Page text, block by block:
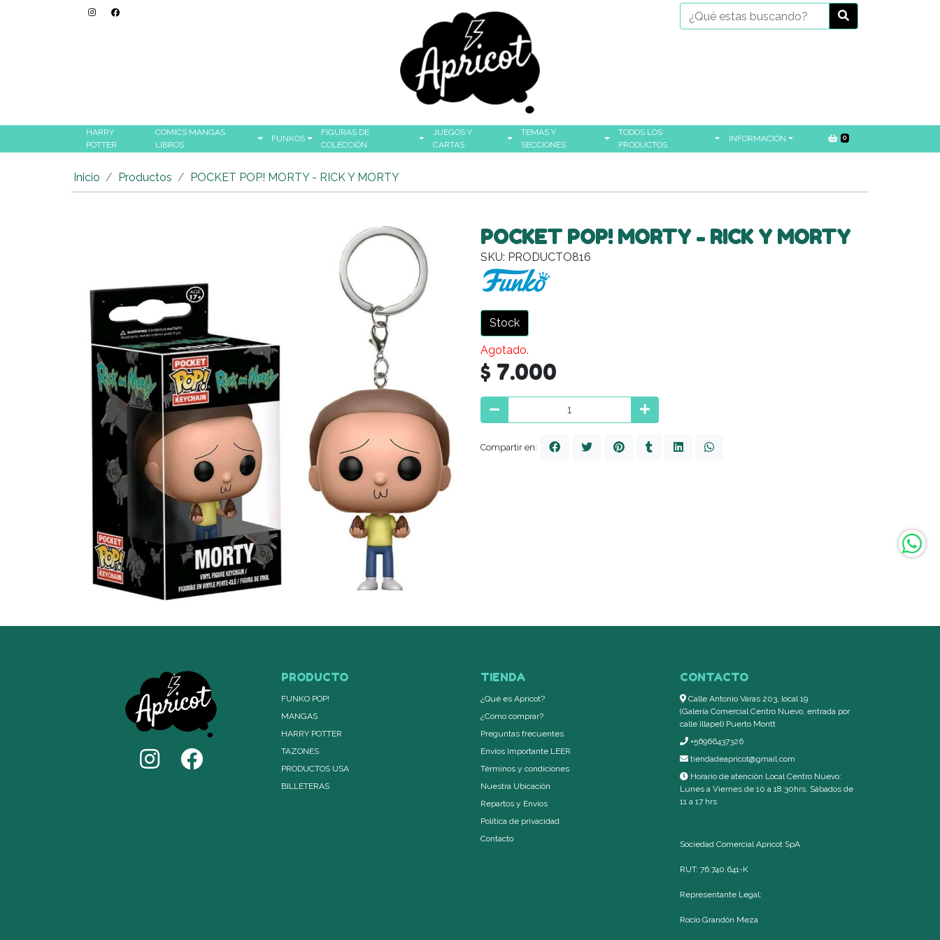
HARRY
POTTER
CÓMICS MANGAS
LIBROS
FUNKOS
FIGURAS DE
COLECCIÓN
JUEGOS Y
CARTAS
TEMAS Y
SECCIONES
TODOS LOS
PRODUCTOS
INFORMACIÓN 0
Inicio Productos POCKET POP! MORTY - RICK Y MORTY
POCKET POP! MORTY - RICK Y MORTY
SKU: PRODUCTO816
Stock
Agotado.
$ 7.000
Compartir en:
PRODUCTO
FUNKO POP!
MANGAS
HARRY POTTER
TAZONES
PRODUCTOS USA
BILLETERAS
TIENDA
¿Qué es Apricot?
¿Cómo comprar?
Preguntas frecuentes
Envíos Importante LEER
Términos y condiciones
Nuestra Ubicación
Repartos y Envíos
Política de privacidad
Contacto
CONTACTO
Calle Antonio Varas 203, local 19
(Galería Comercial Centro Nuevo, entrada por
calle Illapel) Puerto Montt
+56966437326
tiendadeapricot@gmail.com
Horario de atención Local Centro Nuevo:
Lunes a Viernes de 10 a 18:30hrs, Sábados de
11 a 17 hrs
Sociedad Comercial Apricot SpA
RUT: 76.740.641-K
Representante Legal:
Rocío Grandón Meza